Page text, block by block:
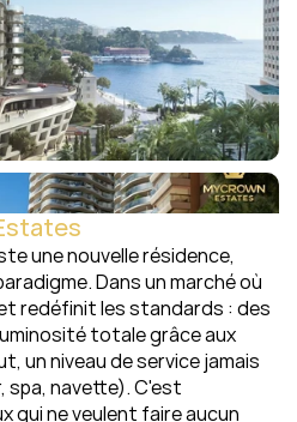
une nouvelle résidence,
Dans un marché où
redéfinit les standards : des
totale grâce aux
un niveau de service jamais
spa, navette). C'est
qui ne veulent faire aucun